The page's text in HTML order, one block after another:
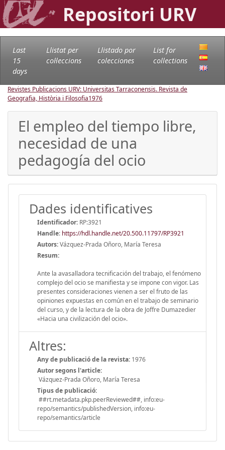
Repositori URV
Last
15
days
Llistat per
col·leccions
Llistado por
colecciones
List for
collections
Revistes Publicacions URV: Universitas Tarraconensis. Revista de
Geografia, Història i Filosofia1976
El empleo del tiempo libre,
necesidad de una
pedagogía del ocio
Dades identificatives
Identificador: RP:3921
Handle: https://hdl.handle.net/20.500.11797/RP3921
Autors:Vázquez-Prada Oñoro, María Teresa
Resum:
Ante la avasalladora tecnificación del trabajo, el fenómeno
complejo del ocio se manifiesta y se impone con vigor. Las
presentes consideraciones vienen a ser el fruto de las
opiniones expuestas en común en el trabajo de seminario
del curso, y de la lectura de la obra de Joffre Dumazedier
«Hacia una civilización del ocio».
Altres:
Any de publicació de la revista: 1976
Autor segons l'article:
Vázquez-Prada Oñoro, María Teresa
Tipus de publicació:
##rt.metadata.pkp.peerReviewed##, info:eu-
repo/semantics/publishedVersion, info:eu-
repo/semantics/article